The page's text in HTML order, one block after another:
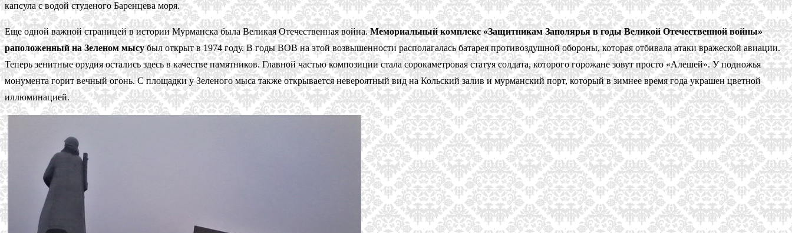
капсула с водой студеного Баренцева моря.
Еще одной важной страницей в истории Мурманска была Великая Отечественная война.Мемориальный комплекс «Защитникам Заполярья в годы Великой Отечественной войны»
раположенный на Зеленом мысубыл открыт в 1974 году. В годы ВОВ на этой возвышенности располагалась батарея противоздушной обороны, которая отбивала атаки вражеской авиации.
Теперь зенитные орудия остались здесь в качестве памятников. Главной частью композиции стала сорокаметровая статуя солдата, которого горожане зовут просто «Алешей». У подножья
монумента горит вечный огонь. С площадки у Зеленого мыса также открывается невероятный вид на Кольский залив и мурманский порт, который в зимнее время года украшен цветной
иллюминацией.